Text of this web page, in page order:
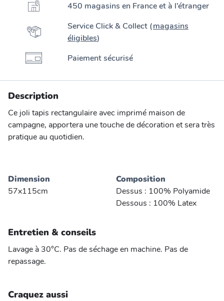
450 magasins en France et à l’étranger
Service Click & Collect (magasins
éligibles)
Paiement sécurisé
Description
Ce joli tapis rectangulaire avec imprimé maison de
campagne, apportera une touche de décoration et sera très
pratique au quotidien.
Dimension
57x115cm
Composition
Dessus : 100% Polyamide
Dessous : 100% Latex
Entretien & conseils
Lavage à 30°C. Pas de séchage en machine. Pas de
repassage.
Craquez aussi